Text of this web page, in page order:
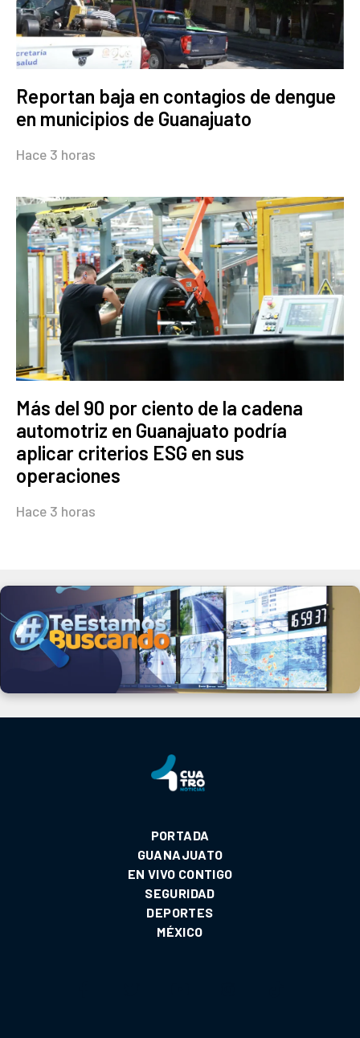
Reportan baja en contagios de dengue
en municipios de Guanajuato
Hace 3 horas
Más del 90 por ciento de la cadena
automotriz en Guanajuato podría
aplicar criterios ESG en sus
operaciones
Hace 3 horas
PORTADA
GUANAJUATO
EN VIVO CONTIGO
SEGURIDAD
DEPORTES
MÉXICO